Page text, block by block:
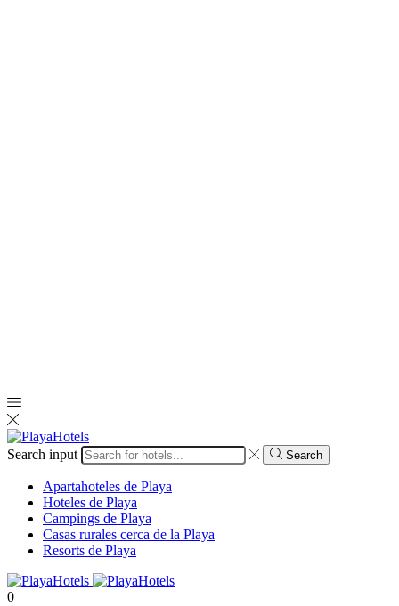
Search input Search
Apartahoteles de Playa
Hoteles de Playa
Campings de Playa
Casas rurales cerca de la Playa
Resorts de Playa
0